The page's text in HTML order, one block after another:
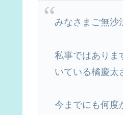
みなさまご無沙
私事ではありま
いている橘慶太
今までにも何度